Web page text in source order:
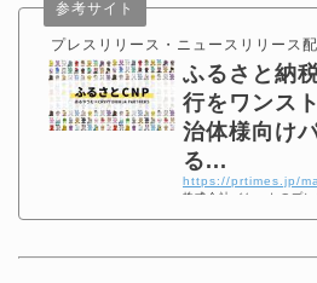
プレスリリース・ニュースリリース
参考サイト
ふるさと納
行をワンス
治体様向け
る...
株式会社バケットのプ
時00分）ふるさと納税
Tコレクションがあるや